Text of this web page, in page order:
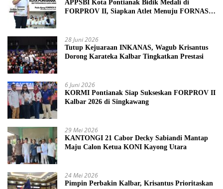
APPSBI Kota Pontianak Bidik Medali di
FORPROV II, Siapkan Atlet Menuju FORNAS
28 Juni 2026
Tutup Kejuaraan INKANAS, Wagub Krisantus
Dorong Karateka Kalbar Tingkatkan Prestasi
6 Juni 2026
KORMI Pontianak Siap Sukseskan FORPROV II
Kalbar 2026 di Singkawang
29 Mei 2026
KANTONGI 21 Cabor Decky Sabiandi Mantap
Maju Calon Ketua KONI Kayong Utara
24 Mei 2026
Pimpin Perbakin Kalbar, Krisantus Prioritaskan